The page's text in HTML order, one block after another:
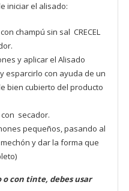
iniciar el alisado:
champú sin sal CRECEL
y aplicar el Alisado
y esparcirlo con ayuda de un
bien cubierto del producto
con secador.
pequeños, pasando al
y dar la forma que
o con tinte, debes usar